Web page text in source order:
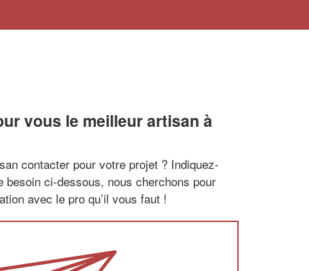
vous le meilleur artisan à
contacter pour votre projet ? Indiquez-
besoin ci-dessous, nous cherchons pour
avec le pro qu’il vous faut !